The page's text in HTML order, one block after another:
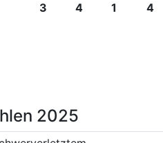
3 4 1 4
2025